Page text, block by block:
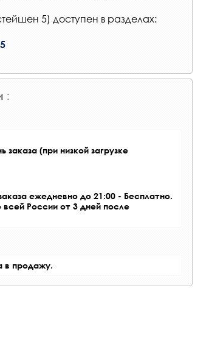
5) доступен в разделах:
:
(при низкой загрузке
ежедневно до 21:00 - Бесплатно.
России от 3 дней после
в продажу.